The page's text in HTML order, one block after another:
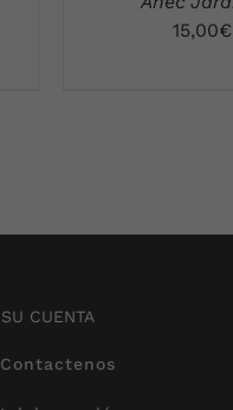
15,00€
SU CUENTA
Contactenos